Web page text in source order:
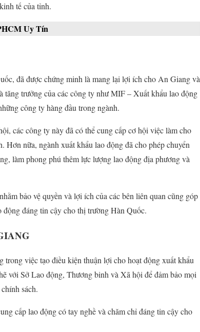
tế của tỉnh.
Uy Tín
đã được chứng minh là mang lại lợi ích cho An Giang và
trưởng của các công ty như MIF – Xuất khẩu lao động
công ty hàng đầu trong ngành.
các công ty này đã có thể cung cấp cơ hội việc làm cho
nữa, ngành xuất khẩu lao động đã cho phép chuyển
làm phong phú thêm lực lượng lao động địa phương và
bảo vệ quyền và lợi ích của các bên liên quan cũng góp
đáng tin cậy cho thị trường Hàn Quốc.
việc tạo điều kiện thuận lợi cho hoạt động xuất khẩu
với Sở Lao động, Thương binh và Xã hội để đảm bảo mọi
sách.
cấp lao động có tay nghề và chăm chỉ đáng tin cậy cho